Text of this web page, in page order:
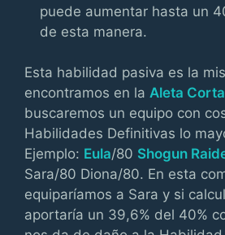
puede aumentar hasta un
de esta manera.
Esta habilidad pasiva es la
encontramos en la Aleta
buscaremos un equipo con
Habilidades Definitivas lo
Ejemplo: Eula/80 Shogun
Sara/80 Diona/80. En esta
equiparíamos a Sara y si
aportaría un 39,6% del 40%